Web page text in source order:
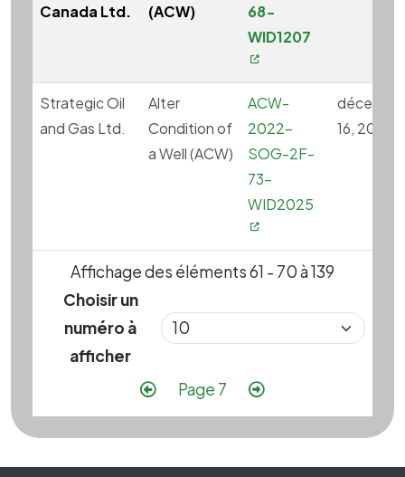
Canada Ltd.
(ACW)
68-
WID1207
Strategic Oil
and Gas Ltd.
Alter
Condition of
a Well (ACW)
ACW-
2022-
SOG-2F-
73-
WID2025
16, 2022
Affichage des éléments 61 - 70 à 139
Choisir un
numéro à
afficher
PaginationPage précédente
Page 7 Page suivante